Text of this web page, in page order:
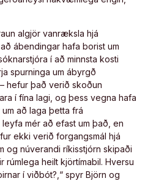
algjör vanræksla hjá
ábendingar hafa borist um
í að minnsta kosti
spurninga um ábyrgð
hefur það verið skoðun
í fína lagi, og þess vegna hafa
að laga þetta frá
mér að efast um það, en
ekki verið forgangsmál hjá
og núverandi ríkisstjórn skipaði
heilt kjörtímabil. Hversu
í viðbót?,“ spyr Björn og